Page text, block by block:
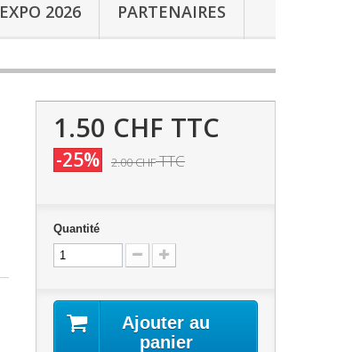
EXPO 2026 PARTENAIRES
1.50 CHF TTC
-25% 2.00 CHFTTC
Quantité
Ajouter au
panier